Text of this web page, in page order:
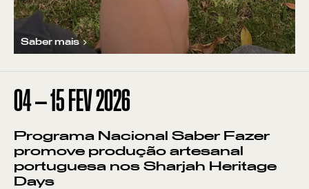
Saber mais
04—15FEV2026
Programa Nacional Saber Fazer
promove produção artesanal
portuguesa nos Sharjah Heritage
Days